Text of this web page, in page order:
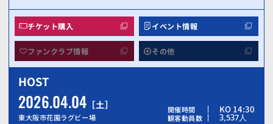
チケット購入 イベント情報
ファンクラブ情報 その他
HOST
2026.04.04 土
東大阪市花園ラグビー場
開催時間 KO 14:30
観客動員数 3,537人